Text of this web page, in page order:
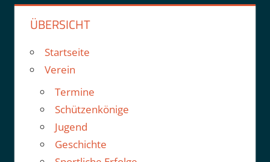
ÜBERSICHT
Startseite
Verein
Termine
Schützenkönige
Jugend
Geschichte